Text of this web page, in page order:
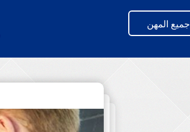
جميع المهن